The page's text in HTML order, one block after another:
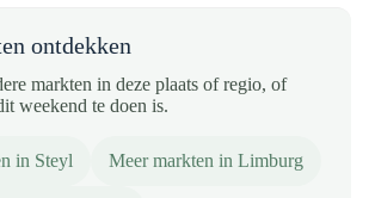
ontdekken
markten in deze plaats of regio, of
weekend te doen is.
in Steyl Meer markten in Limburg